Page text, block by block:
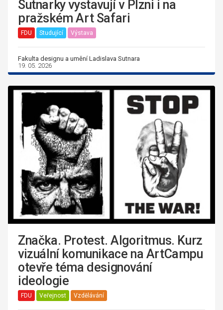
Sutnarky vystavují v Plzni i na
pražském Art Safari
FDU Studující Výstava
Fakulta designu a umění Ladislava Sutnara
19. 05. 2026
Značka. Protest. Algoritmus. Kurz
vizuální komunikace na ArtCampu
otevře téma designování
ideologie
FDU Veřejnost Vzdělávání